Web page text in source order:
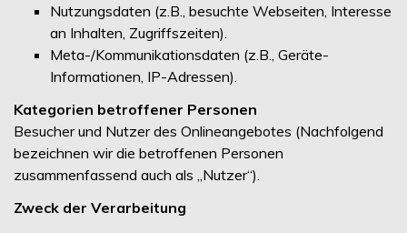
Nutzungsdaten (z.B., besuchte Webseiten, Interesse
an Inhalten, Zugriffszeiten).
Meta-/Kommunikationsdaten (z.B., Geräte-
Informationen, IP-Adressen).
Kategorien betroffener Personen
Besucher und Nutzer des Onlineangebotes (Nachfolgend
bezeichnen wir die betroffenen Personen
zusammenfassend auch als „Nutzer“).
Zweck der Verarbeitung